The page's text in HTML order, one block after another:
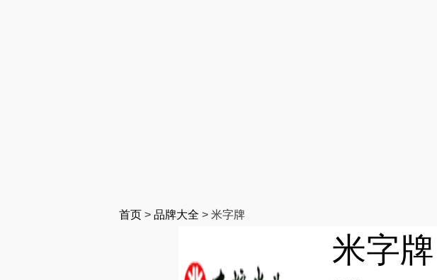
首页 > 品牌大全 > 米字牌
米字牌